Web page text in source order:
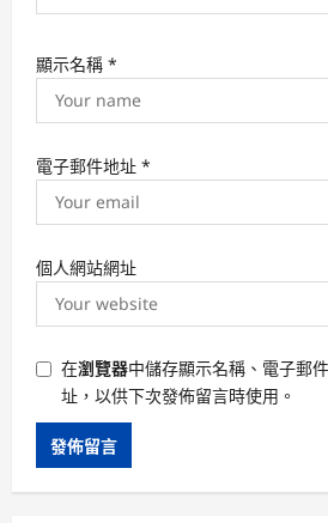
顯示名稱 *
電子郵件地址 *
個人網站網址
在瀏覽器中儲存顯示名稱、電子郵
址，以供下次發佈留言時使用。